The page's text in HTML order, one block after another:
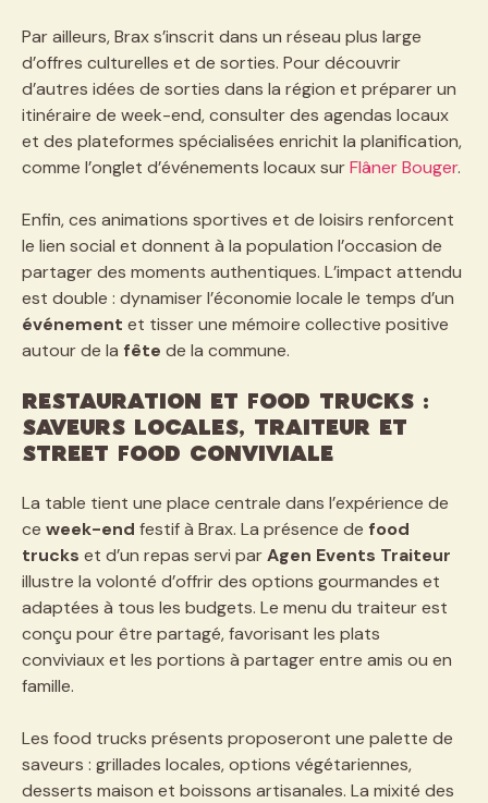
Par ailleurs, Brax s’inscrit dans un réseau plus large
d’offres culturelles et de sorties. Pour découvrir
d’autres idées de sorties dans la région et préparer un
itinéraire de week-end, consulter des agendas locaux
et des plateformes spécialisées enrichit la planification,
comme l’onglet d’événements locaux surFlâner Bouger.
Enfin, ces animations sportives et de loisirs renforcent
le lien social et donnent à la population l’occasion de
partager des moments authentiques. L’impact attendu
est double : dynamiser l’économie locale le temps d’un
événement et tisser une mémoire collective positive
autour de la fête de la commune.
Restauration et food trucks :
saveurs locales, traiteur et
street food conviviale
La table tient une place centrale dans l’expérience de
ce week-end festif à Brax. La présence de food
trucks et d’un repas servi parAgen Events Traiteur
illustre la volonté d’offrir des options gourmandes et
adaptées à tous les budgets. Le menu du traiteur est
conçu pour être partagé, favorisant les plats
conviviaux et les portions à partager entre amis ou en
famille.
Les food trucks présents proposeront une palette de
saveurs : grillades locales, options végétariennes,
desserts maison et boissons artisanales. La mixité des